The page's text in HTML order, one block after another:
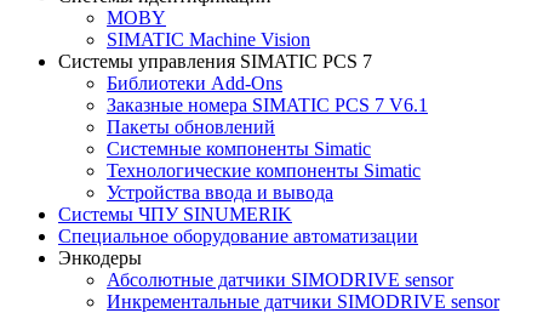
MOBY
SIMATIC Machine Vision
Системы управления SIMATIC PCS 7
Библиотеки Add-Ons
Заказные номера SIMATIC PCS 7 V6.1
Пакеты обновлений
Системные компоненты Simatic
Технологические компоненты Simatic
Устройства ввода и вывода
Системы ЧПУ SINUMERIK
Специальное оборудование автоматизации
Энкодеры
Абсолютные датчики SIMODRIVE sensor
Инкрементальные датчики SIMODRIVE sensor